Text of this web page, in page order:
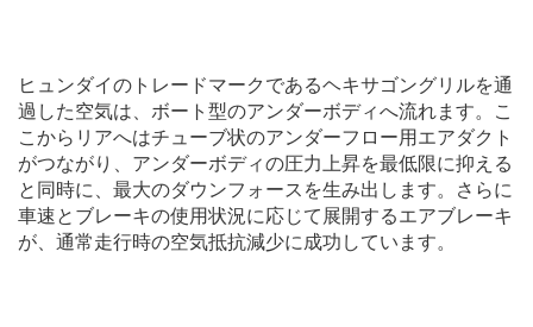
ヒュンダイのトレードマークであるヘキサゴングリルを通
過した空気は、ボート型のアンダーボディへ流れます。こ
こからリアへはチューブ状のアンダーフロー用エアダクト
がつながり、アンダーボディの圧力上昇を最低限に抑える
と同時に、最大のダウンフォースを生み出します。さらに
車速とブレーキの使用状況に応じて展開するエアブレーキ
が、通常走行時の空気抵抗減少に成功しています。